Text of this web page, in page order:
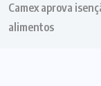
Camex aprova
alimentos